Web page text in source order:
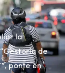
la
de
ponte en